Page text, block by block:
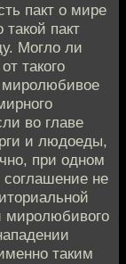
пакт о мире
пакт
Могло ли
такого
во главе
и людоеды,
при одном
не
миролюбивого
таким